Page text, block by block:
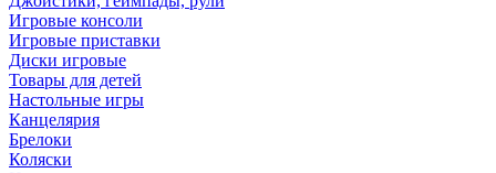
Игровые консоли
Игровые приставки
Диски игровые
Товары для детей
Настольные игры
Канцелярия
Брелоки
Коляски